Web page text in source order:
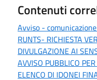
Contenuti
Avviso -
RUNTS- RICHIESTA
DIVULGAZIONE AI
AVVISO PUBBLICO
ELENCO DI IDONEI